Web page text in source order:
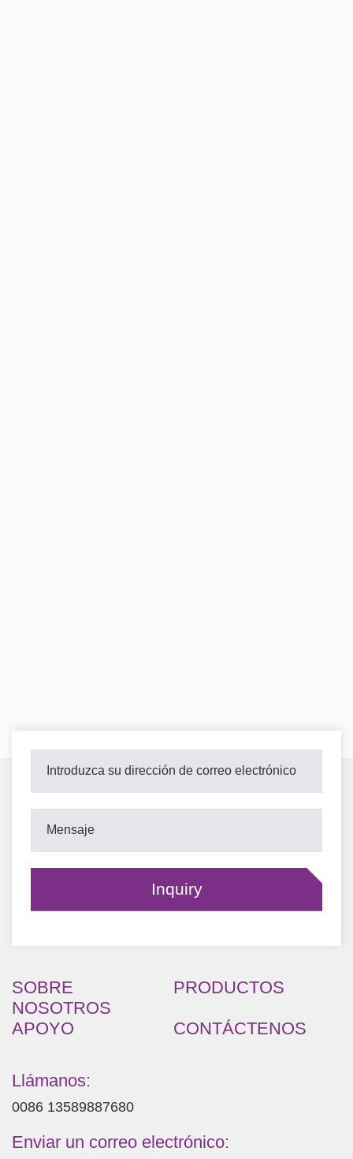
SOBRE
NOSOTROS
PRODUCTOS
APOYO CONTÁCTENOS
Llámanos:
0086 13589887680
Enviar un correo electrónico: